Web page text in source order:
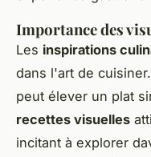
Importance des
Les inspirations
dans l'art de
peut élever un plat
recettes visuelles
incitant à explorer